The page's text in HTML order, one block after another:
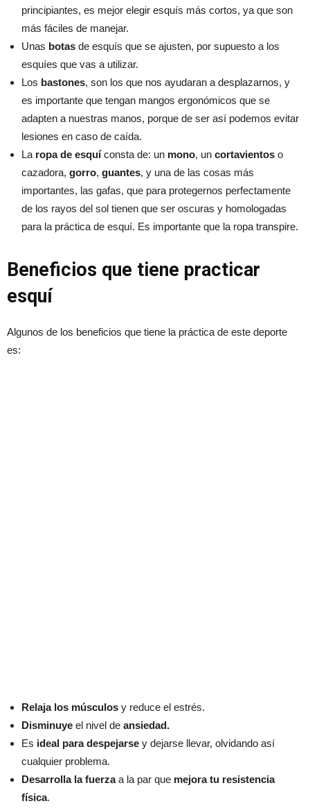
principiantes, es mejor elegir esquís más cortos, ya que son
más fáciles de manejar.
Unas botas de esquís que se ajusten, por supuesto a los
esquíes que vas a utilizar.
Los bastones, son los que nos ayudaran a desplazarnos, y
es importante que tengan mangos ergonómicos que se
adapten a nuestras manos, porque de ser así podemos evitar
lesiones en caso de caída.
La ropa de esquíconsta de: un mono, un cortavientos o
cazadora, gorro, guantes, y una de las cosas más
importantes, las gafas, que para protegernos perfectamente
de los rayos del sol tienen que ser oscuras y homologadas
para la práctica de esquí. Es importante que la ropa transpire.
Beneficios que tiene practicar
esquí
Algunos de los beneficios que tiene la práctica de este deporte
es:
Relaja los músculos y reduce el estrés.
Disminuye el nivel de ansiedad.
Es ideal para despejarse y dejarse llevar, olvidando así
cualquier problema.
Desarrolla la fuerzaa la par que mejora tu resistencia
física.